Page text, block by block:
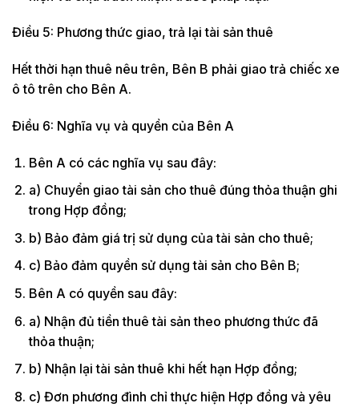
Điều 5: Phương thức giao, trả lại tài sản thuê
Hết thời hạn thuê nêu trên, Bên B phải giao trả chiếc xe
ô tô trên cho Bên A.
Điều 6: Nghĩa vụ và quyền của Bên A
Bên A có các nghĩa vụ sau đây:
a) Chuyển giao tài sản cho thuê đúng thỏa thuận ghi
trong Hợp đồng;
b) Bảo đảm giá trị sử dụng của tài sản cho thuê;
c) Bảo đảm quyền sử dụng tài sản cho Bên B;
Bên A có quyền sau đây:
a) Nhận đủ tiền thuê tài sản theo phương thức đã
thỏa thuận;
b) Nhận lại tài sản thuê khi hết hạn Hợp đồng;
c) Đơn phương đình chỉ thực hiện Hợp đồng và yêu